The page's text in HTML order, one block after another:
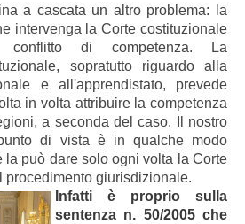
a cascata un altro problema: la
intervenga la Corte costituzionale
di competenza. La
sopratutto riguardo alla
e all'apprendistato, prevede
in volta attribuire la competenza
a seconda del caso. Il nostro
di vista è in qualche modo
la può dare solo ogni volta la Corte
procedimento giurisdizionale.
Infatti è proprio sulla
sentenza n. 50/2005 che